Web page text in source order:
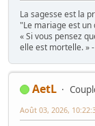
La sagesse est la
"Le mariage est un
« Si vous pensez
elle est mortelle. »
AetL
Août 03, 2026,